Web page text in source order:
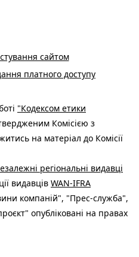
сайтом
платного доступу
"Кодексом етики
Комісією з
на матеріал до Комісії
регіональні видавці
видавців WAN-IFRA
компаній", "Прес-служба",
опубліковані на правах